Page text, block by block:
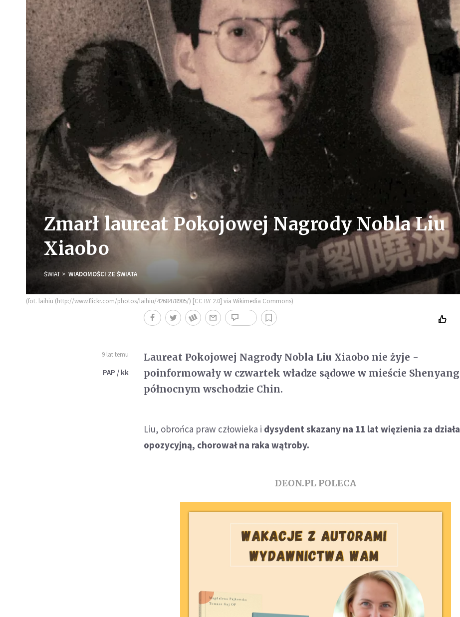
Zmarł laureat Pokojowej Nagrody Nobla Liu
Xiaobo
ŚWIAT WIADOMOŚCI ZE ŚWIATA
(fot. laihiu (http://www.flickr.com/photos/laihiu/4268478905/) [CC BY 2.0] via Wikimedia Commons)
9 lat temu
PAP / kk
Laureat Pokojowej Nagrody Nobla Liu Xiaobo nie żyje -
poinformowały w czwartek władze sądowe w mieście
północnym wschodzie Chin.
Liu, obrońca praw człowieka i dysydent skazany na 11 lat więzienia za
opozycyjną, chorował na raka wątroby.
DEON.PL POLECA